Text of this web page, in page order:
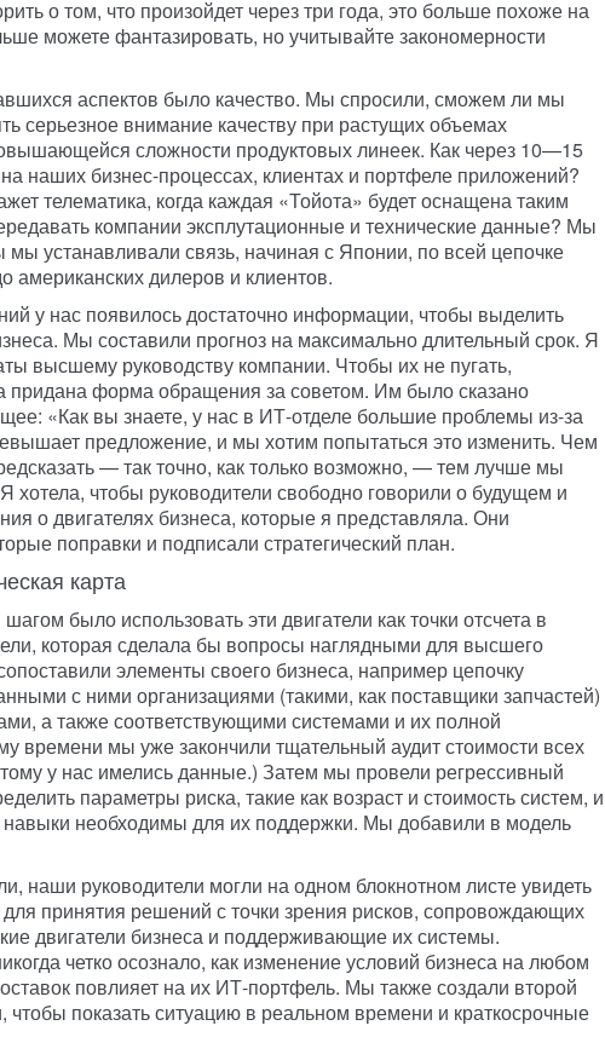
о том, что произойдет через три года, это больше похоже на
можете фантазировать, но учитывайте закономерности
аспектов было качество. Мы спросили, сможем ли мы
серьезное внимание качеству при растущих объемах
сложности продуктовых линеек. Как через 10—15
на наших бизнес-процессах, клиентах и портфеле приложений?
телематика, когда каждая «Тойота» будет оснащена таким
компании эксплутационные и технические данные? Мы
мы устанавливали связь, начиная с Японии, по всей цепочке
американских дилеров и клиентов.
у нас появилось достаточно информации, чтобы выделить
Мы составили прогноз на максимально длительный срок. Я
высшему руководству компании. Чтобы их не пугать,
придана форма обращения за советом. Им было сказано
«Как вы знаете, у нас в ИТ-отделе большие проблемы из-за
предложение, и мы хотим попытаться это изменить. Чем
— так точно, как только возможно, — тем лучше мы
хотела, чтобы руководители свободно говорили о будущем и
о двигателях бизнеса, которые я представляла. Они
поправки и подписали стратегический план.
карта
было использовать эти двигатели как точки отсчета в
которая сделала бы вопросы наглядными для высшего
элементы своего бизнеса, например цепочку
с ними организациями (такими, как поставщики запчастей)
а также соответствующими системами и их полной
времени мы уже закончили тщательный аудит стоимости всех
у нас имелись данные.) Затем мы провели регрессивный
параметры риска, такие как возраст и стоимость систем, и
навыки необходимы для их поддержки. Мы добавили в модель
наши руководители могли на одном блокнотном листе увидеть
принятия решений с точки зрения рисков, сопровождающих
двигатели бизнеса и поддерживающие их системы.
четко осознало, как изменение условий бизнеса на любом
повлияет на их ИТ-портфель. Мы также создали второй
показать ситуацию в реальном времени и краткосрочные